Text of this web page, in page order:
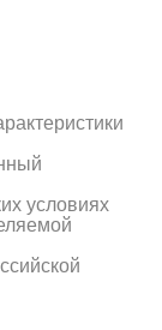
условиях